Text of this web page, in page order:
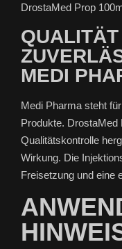
DrostaMed Prop
QUALITÄT
MEDI
Medi Pharma steht
Produkte. DrostaMed
Qualitätskontrolle
Wirkung. Die
Freisetzung und eine